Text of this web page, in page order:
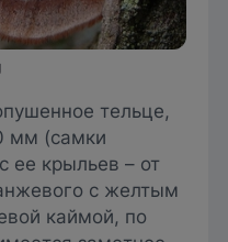
тельце,
мм (самки
ее крыльев – от
с желтым
каймой, по